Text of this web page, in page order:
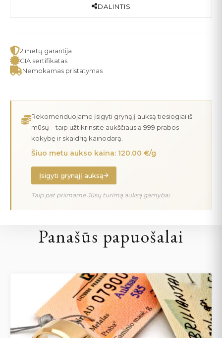
DALINTIS
2 metų garantija
GIA sertifikatas
Nemokamas pristatymas
Rekomenduojame įsigyti grynąjį auksą tiesiogiai iš
mūsų – taip užtikrinsite aukščiausią 999 prabos
kokybę ir skaidrią kainodarą.
Šiuo metu aukso kaina: 120.00 €/g
Įsigyti grynąjį auksą
Taip pat priimame Jūsų turimą auksą gamybai.
Panašūs papuošalai